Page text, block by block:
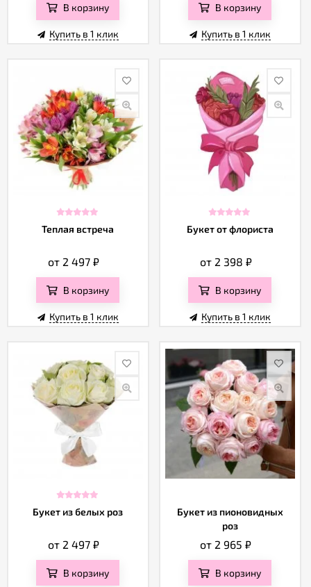
В корзину
Купить в 1 клик
В корзину
Купить в 1 клик
Теплая встреча
от 2 497₽
В корзину
Купить в 1 клик
Букет от флориста
от 2 398 ₽
В корзину
Купить в 1 клик
Букет из белых роз
от 2 497₽
В корзину
Букет из пионовидных
роз
от 2 965₽
В корзину